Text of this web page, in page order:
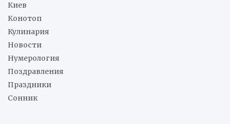
Киев
Конотоп
Кулинария
Новости
Нумерология
Поздравления
Праздники
Сонник